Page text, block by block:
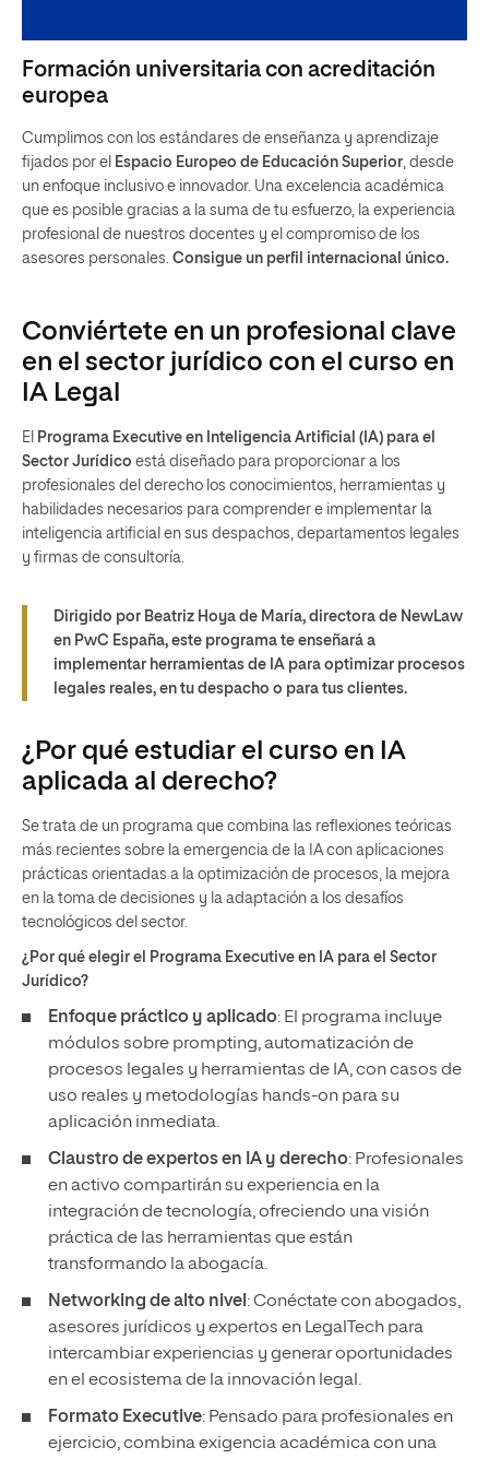
Formación universitaria con acreditación
europea
Cumplimos con los estándares de enseñanza y aprendizaje
fijados por el Espacio Europeo de Educación Superior, desde
un enfoque inclusivo e innovador. Una excelencia académica
que es posible gracias a la suma de tu esfuerzo, la experiencia
profesional de nuestros docentes y el compromiso de los
asesores personales. Consigue un perfil internacional único.
Conviértete en un profesional clave
en el sector jurídico con el curso en
IA Legal
El Programa Executive en Inteligencia Artificial (IA) para el
Sector Jurídico está diseñado para proporcionar a los
profesionales del derecho los conocimientos, herramientas y
habilidades necesarios para comprender e implementar la
inteligencia artificial en sus despachos, departamentos legales
y firmas de consultoría.
Dirigido por Beatriz Hoya de María, directora de NewLaw
en PwC España, este programa te enseñará a
implementar herramientas de IA para optimizar procesos
legales reales, en tu despacho o para tus clientes.
¿Por qué estudiar el curso en IA
aplicada al derecho?
Se trata de un programa que combina las reflexiones teóricas
más recientes sobre la emergencia de la IA con aplicaciones
prácticas orientadas a la optimización de procesos, la mejora
en la toma de decisiones y la adaptación a los desafíos
tecnológicos del sector.
¿Por qué elegir el Programa Executive en IA para el Sector
Jurídico?
Enfoque práctico y aplicado: El programa incluye
módulos sobre prompting, automatización de
procesos legales y herramientas de IA, con casos de
uso reales y metodologías hands-on para su
aplicación inmediata.
Claustro de expertos en IA y derecho: Profesionales
en activo compartirán su experiencia en la
integración de tecnología, ofreciendo una visión
práctica de las herramientas que están
transformando la abogacía.
Networking de alto nivel : Conéctate con abogados,
asesores jurídicos y expertos en LegalTech para
intercambiar experiencias y generar oportunidades
en el ecosistema de la innovación legal.
Formato Executive: Pensado para profesionales en
ejercicio, combina exigencia académica con una